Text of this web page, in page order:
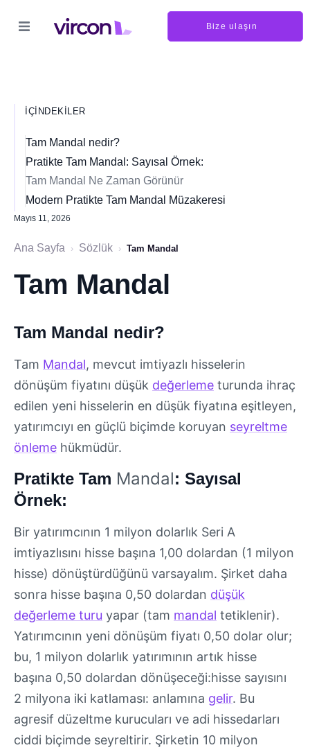
Bize ulaşın
İÇINDEKILER
Tam Mandal nedir?
Pratikte Tam Mandal: Sayısal Örnek:
Tam Mandal Ne Zaman Görünür
Modern Pratikte Tam Mandal Müzakeresi
Mayıs 11, 2026
Ana Sayfa › Sözlük › Tam Mandal
Tam Mandal
Tam Mandal nedir?
Tam Mandal, mevcut imtiyazlı hisselerin
dönüşüm fiyatını düşük değerleme turunda ihraç
edilen yeni hisselerin en düşük fiyatına eşitleyen,
yatırımcıyı en güçlü biçimde koruyan seyreltme
önleme hükmüdür.
Pratikte Tam Mandal: Sayısal
Örnek:
Bir yatırımcının 1 milyon dolarlık Seri A
imtiyazlısını hisse başına 1,00 dolardan (1 milyon
hisse) dönüştürdüğünü varsayalım. Şirket daha
sonra hisse başına 0,50 dolardan düşük
değerleme turu yapar (tam mandal tetiklenir).
Yatırımcının yeni dönüşüm fiyatı 0,50 dolar olur;
bu, 1 milyon dolarlık yatırımının artık hisse
başına 0,50 dolardan dönüşeceği:hisse sayısını
2 milyona iki katlaması: anlamına gelir. Bu
agresif düzeltme kurucuları ve adi hissedarları
ciddi biçimde seyreltirir. Şirketin 10 milyon